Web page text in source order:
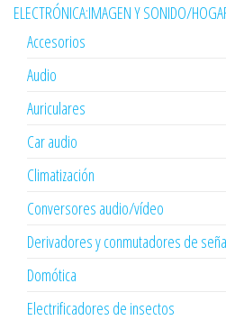
ELECTRÓNICA:IMAGEN Y SONIDO/
Accesorios
Audio
Auriculares
Car audio
Climatización
Conversores audio/vídeo
Derivadores y conmutadores de
Domótica
Electrificadores de insectos